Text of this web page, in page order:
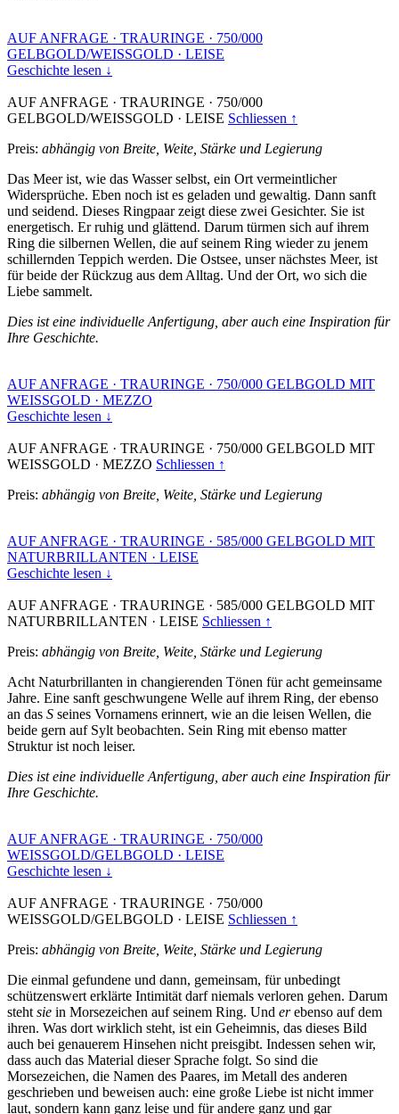
AUF ANFRAGE · TRAURINGE · 750/000
GELBGOLD/WEISSGOLD · LEISE
Geschichte lesen ↓
AUF ANFRAGE · TRAURINGE · 750/000
GELBGOLD/WEISSGOLD · LEISE Schliessen ↑
Preis: abhängig von Breite, Weite, Stärke und Legierung
Das Meer ist, wie das Wasser selbst, ein Ort vermeintlicher
Widersprüche. Eben noch ist es geladen und gewaltig. Dann sanft
und seidend. Dieses Ringpaar zeigt diese zwei Gesichter. Sie ist
energetisch. Er ruhig und glättend. Darum türmen sich auf ihrem
Ring die silbernen Wellen, die auf seinem Ring wieder zu jenem
schillernden Teppich werden. Die Ostsee, unser nächstes Meer, ist
für beide der Rückzug aus dem Alltag. Und der Ort, wo sich die
Liebe sammelt.
Dies ist eine individuelle Anfertigung, aber auch eine Inspiration für
Ihre Geschichte.
AUF ANFRAGE · TRAURINGE · 750/000 GELBGOLD MIT
WEISSGOLD · MEZZO
Geschichte lesen ↓
AUF ANFRAGE · TRAURINGE · 750/000 GELBGOLD MIT
WEISSGOLD · MEZZO Schliessen ↑
Preis: abhängig von Breite, Weite, Stärke und Legierung
AUF ANFRAGE · TRAURINGE · 585/000 GELBGOLD MIT
NATURBRILLANTEN · LEISE
Geschichte lesen ↓
AUF ANFRAGE · TRAURINGE · 585/000 GELBGOLD MIT
NATURBRILLANTEN · LEISE Schliessen ↑
Preis: abhängig von Breite, Weite, Stärke und Legierung
Acht Naturbrillanten in changierenden Tönen für acht gemeinsame
Jahre. Eine sanft geschwungene Welle auf ihrem Ring, der ebenso
an das S seines Vornamens erinnert, wie an die leisen Wellen, die
beide gern auf Sylt beobachten. Sein Ring mit ebenso matter
Struktur ist noch leiser.
Dies ist eine individuelle Anfertigung, aber auch eine Inspiration für
Ihre Geschichte.
AUF ANFRAGE · TRAURINGE · 750/000
WEISSGOLD/GELBGOLD · LEISE
Geschichte lesen ↓
AUF ANFRAGE · TRAURINGE · 750/000
WEISSGOLD/GELBGOLD · LEISE Schliessen ↑
Preis: abhängig von Breite, Weite, Stärke und Legierung
Die einmal gefundene und dann, gemeinsam, für unbedingt
schützenswert erklärte Intimität darf niemals verloren gehen. Darum
steht sie in Morsezeichen auf seinem Ring. Und erebenso auf dem
ihren. Was dort wirklich steht, ist ein Geheimnis, das dieses Bild
auch bei genauerem Hinsehen nicht preisgibt. Indessen sehen wir,
dass auch das Material dieser Sprache folgt. So sind die
Morsezeichen, die Namen des Paares, im Metall des anderen
geschrieben und beweisen auch: eine große Liebe ist nicht immer
laut, sondern kann ganz leise und für andere ganz und gar